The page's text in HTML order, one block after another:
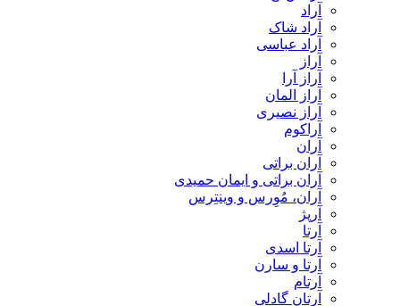
آراد
آراد شاک
آراد عباسی
آراز
آراز آرا
آراز المان
آراز نصیری
آراکوم
آران
آران براتی
آران براتی و ایمان حمیدی
آران، مُوِرس و وینتِرس
آرپژ
آرتا
آرتا اسدی
آرتا و سارن
آرتام
آرتان گادلی